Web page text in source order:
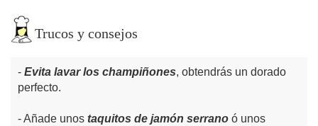
Trucos y consejos
Evita lavar los champiñones, obtendrás un dorado
perfecto.
Añade unos taquitos de jamón serrano ó unos